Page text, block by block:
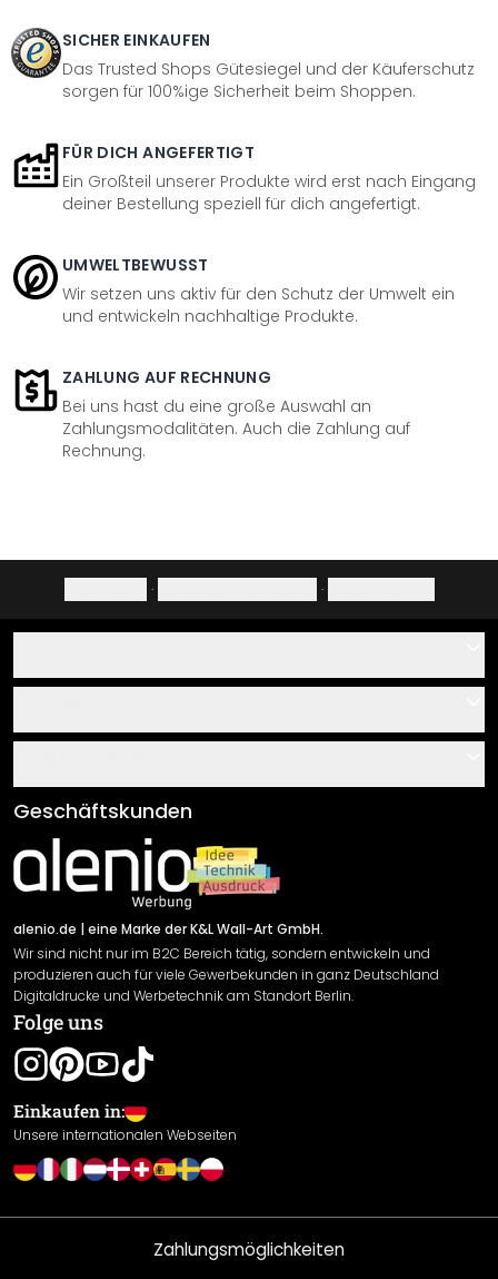
SICHER EINKAUFEN
Das Trusted Shops Gütesiegel und der Käuferschutz
sorgen für 100%ige Sicherheit beim Shoppen.
FÜR DICH ANGEFERTIGT
Ein Großteil unserer Produkte wird erst nach Eingang
deiner Bestellung speziell für dich angefertigt.
UMWELTBEWUSST
Wir setzen uns aktiv für den Schutz der Umwelt ein
und entwickeln nachhaltige Produkte.
ZAHLUNG AUF RECHNUNG
Bei uns hast du eine große Auswahl an
Zahlungsmodalitäten. Auch die Zahlung auf
Rechnung.
· ·
Über uns
Klebe- und Montageanleitungen
Newsletter An-/Abmeldung
Sendungsverfolgung
AGB
Impressum
Versand & Zahlung
Rücksendung
Widerrufsrecht
Datenschutzerklärung
Gewährleistung
Leistungserklärung / CE-Zeichen
Cookie Einstellungen
Geschäftskunden
alenio.de | eine Marke der K&L Wall-Art GmbH.
Wir sind nicht nur im B2C Bereich tätig, sondern entwickeln und
produzieren auch für viele Gewerbekunden in ganz Deutschland
Digitaldrucke und Werbetechnik am Standort Berlin.
Folge uns
Einkaufen in:
Unsere internationalen Webseiten
Zahlungsmöglichkeiten